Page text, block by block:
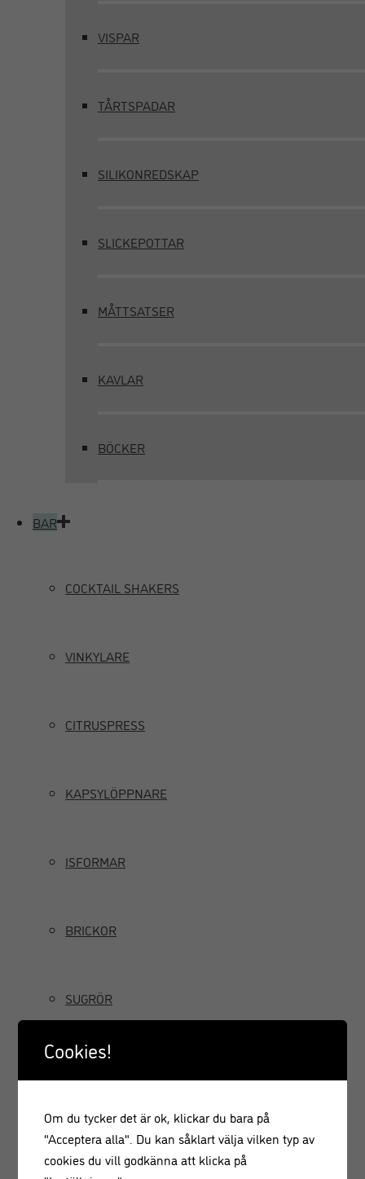
VISPAR
TÅRTSPADAR
SILIKONREDSKAP
SLICKEPOTTAR
MÅTTSATSER
KAVLAR
BÖCKER
BAR
COCKTAIL SHAKERS
VINKYLARE
CITRUSPRESS
KAPSYLÖPPNARE
ISFORMAR
BRICKOR
SUGRÖR
GRÄDDSIFONER
Cookies!
Om du tycker det är ok, klickar du bara på
"Acceptera alla". Du kan såklart välja vilken typ av
cookies du vill godkänna att klicka på